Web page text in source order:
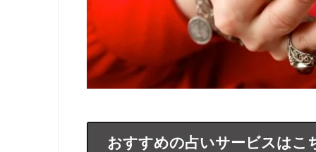
おすすめの占いサービスはこ